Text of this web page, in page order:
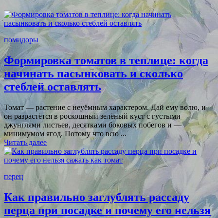
помидоры
Формировка томатов в теплице: когда
начинать пасынковать и сколько
стеблей оставлять
Томат — растение с неуёмным характером. Дай ему волю, и
он разрастётся в роскошный зелёный куст с густыми
джунглями листьев, десятками боковых побегов и —
минимумом ягод. Потому что всю ...
Читать далее
перец
Как правильно заглублять рассаду
перца при посадке и почему его нельзя